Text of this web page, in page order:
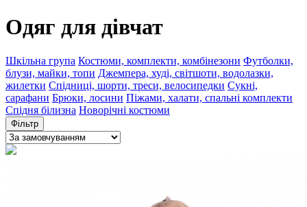
Одяг для дівчат
Шкільна група Костюми, комплекти, комбінезони Футболки,
блузи, майки, топи Джемпера, худі, світшоти, водолазки,
жилетки Спідниці, шорти, треси, велосипедки Сукні,
сарафани Брюки, лосини Піжами, халати, спальні комплекти
Спідня білизна Новорічні костюми
Фільтр